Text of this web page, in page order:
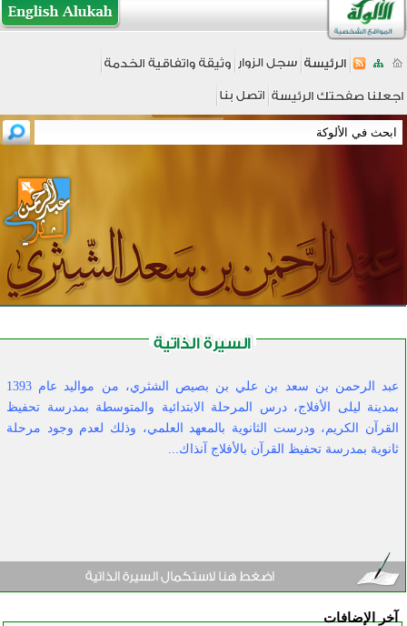
عبد الرحمن بن سعد بن علي بن بصيص الشثري، من مواليد عام 1393
بمدينة ليلى الأفلاج، درس المرحلة الابتدائية والمتوسطة بمدرسة تحفيظ
القرآن الكريم، ودرست الثانوية بالمعهد العلمي، وذلك لعدم وجود مرحلة
ثانوية بمدرسة تحفيظ القرآن بالأفلاج آنذاك...
آخر الإضافات